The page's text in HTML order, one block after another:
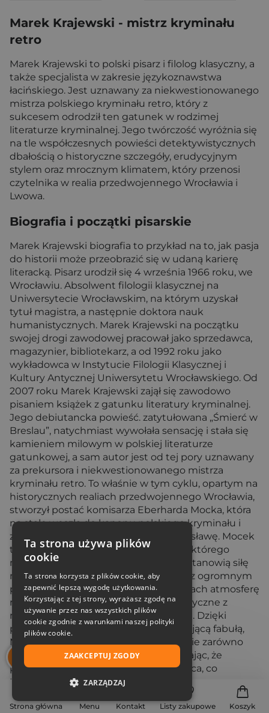
Strona główna Menu Kontakt Listy zakupowe Koszyk
Marek Krajewski - mistrz kryminału
retro
Marek Krajewski to polski pisarz i filolog klasyczny, a
także specjalista w zakresie językoznawstwa
łacińskiego. Jest uznawany za niekwestionowanego
mistrza polskiego kryminału retro, który z
sukcesem odrodził ten gatunek w rodzimej
literaturze kryminalnej. Jego twórczość wyróżnia się
na tle współczesnych powieści detektywistycznych
dbałością o historyczne szczegóły, erudycyjnym
stylem oraz mrocznym klimatem, który przenosi
czytelnika w realia przedwojennego Wrocławia i
Lwowa.
Biografia i początki pisarskie
Marek Krajewski biografia to przykład na to, jak pasja
do historii może przeobrazić się w udaną karierę
literacką. Pisarz urodził się 4 września 1966 roku, we
Wrocławiu. Absolwent filologii klasycznej na
Uniwersytecie Wrocławskim, na którym uzyskał
tytuł magistra, a następnie doktora nauk
humanistycznych. Marek Krajewski na początku
swojej drogi zawodowej pracował jako sprzedawca,
magazynier, bibliotekarz, a od 1992 roku jako
wykładowca w Instytucie Filologii Klasycznej i
Kultury Antycznej Uniwersytetu Wrocławskiego. Od
2007 roku Marek Krajewski zajął się zawodowo
pisaniem książek z gatunku literatury kryminalnej.
Jego debiutancka powieść. zatytułowana „Śmierć w
Breslau”, natychmiast wywołała sensację i stała się
kamieniem milowym w polskiej literaturze
gatunkowej, a sam autor jest od tej pory uznawany
za prekursora i niekwestionowanego mistrza
kryminału retro. To właśnie w tym cyklu, opartym na
historycznych realiach przedwojennego Wrocławia,
stworzył postać komisarza Eberharda Mocka, która
na stałe weszła do kanonu polskiego kryminału i
zapewniła autorowi międzynarodową sławę. Mocek
to cyniczny, lecz błyskotliwy policjant, którego
moralne dylematy i złożona psychika stanowią siłę
napędową całej serii. Marek Krajewski z ogromnym
pietyzmem odtwarza w swoich książkach atmosferę
retro, łącząc autentyczne detale historyczne z
mroczną i brutalną intrygą kryminalną. Dzięki
połączeniu historycznej głębi z wciągającą fabułą,
Marek Krajewski zaskarbił sobie uznanie zarówno
czytelników, jak i krytyków, udowadniając, że
przeszłość może być równie fascynująca, co
teraźniejszość.
Seria o Eberhardzie Mocku
Ta strona używa plików
cookie
Ta strona korzysta z plików cookie, aby
zapewnić lepszą wygodę użytkowania.
Korzystając z tej strony, wyrażasz zgodę na
używanie przez nas wszystkich plików
cookie zgodnie z warunkami naszej polityki
plików cookie.
ZAAKCEPTUJ ZGODY
ZARZĄDZAJ
NIEZBĘDNE